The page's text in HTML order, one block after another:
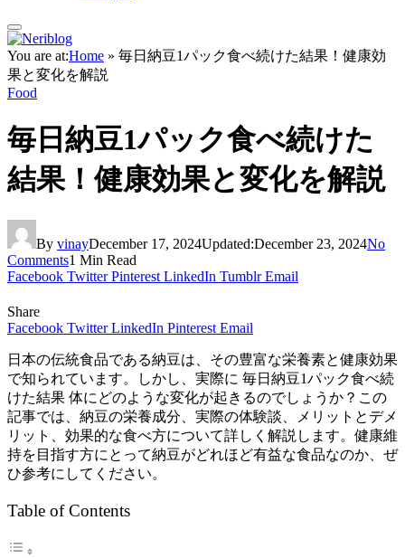
You are at:Home » 毎日納豆1パック食べ続けた結果！健康効
果と変化を解説
Food
毎日納豆1パック食べ続けた
結果！健康効果と変化を解説
By vinayDecember 17, 2024Updated:December 23, 2024No
Comments1 Min Read
Facebook Twitter Pinterest LinkedIn Tumblr Email
Share
Facebook Twitter LinkedIn Pinterest Email
日本の伝統食品である納豆は、その豊富な栄養素と健康効果
で知られています。しかし、実際に 毎日納豆1パック食べ続
けた結果 体にどのような変化が起きるのでしょうか？この
記事では、納豆の栄養成分、実際の体験談、メリットとデメ
リット、効果的な食べ方について詳しく解説します。健康維
持を目指す方にとって納豆がどれほど有益な食品なのか、ぜ
ひ参考にしてください。
Table of Contents